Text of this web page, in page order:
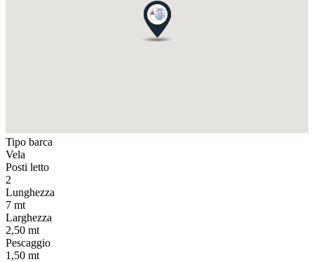
Tipo barca
Vela
Posti letto
2
Lunghezza
7 mt
Larghezza
2,50 mt
Pescaggio
1,50 mt